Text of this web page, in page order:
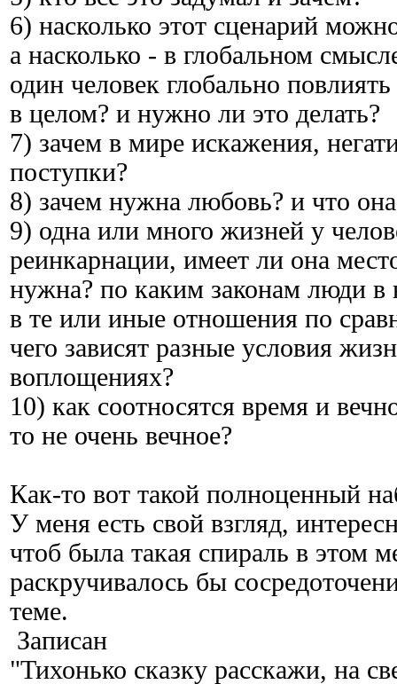
6) насколько этот сценарий
а насколько - в глобальном
один человек глобально
в целом? и нужно ли это делать?
7) зачем в мире искажения,
поступки?
8) зачем нужна любовь? и что она
9) одна или много жизней у
реинкарнации, имеет ли она
нужна? по каким законам люди
в те или иные отношения по
чего зависят разные условия
воплощениях?
10) как соотносятся время и
то не очень вечное?
Как-то вот такой полноценный
У меня есть свой взгляд,
чтоб была такая спираль в этом
раскручивалось бы
теме.
Записан
"Тихонько сказку расскажи, на